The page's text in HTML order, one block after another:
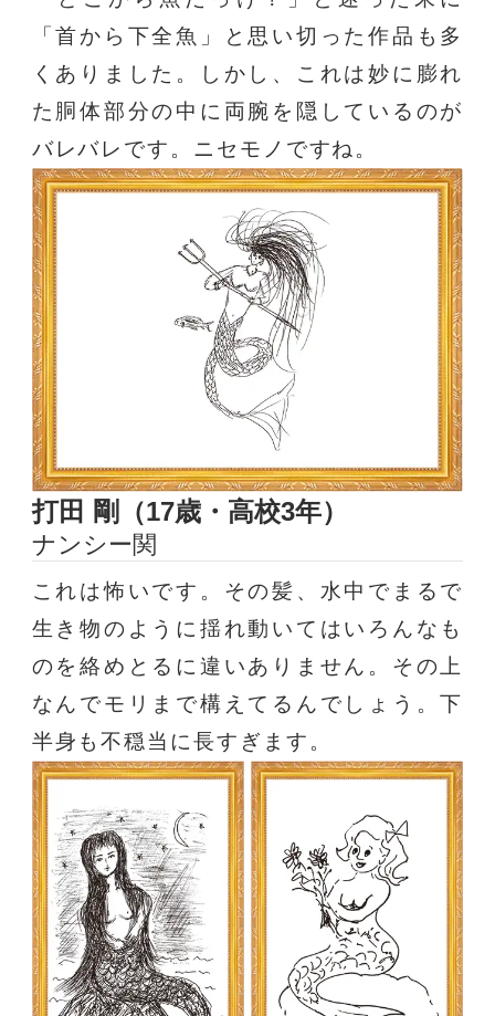
「首から下全魚」と思い切った作品も多
くありました。しかし、これは妙に膨れ
た胴体部分の中に両腕を隠しているのが
バレバレです。ニセモノですね。
打田 剛（17歳・高校3年）
ナンシー関
これは怖いです。その髪、水中でまるで
生き物のように揺れ動いてはいろんなも
のを絡めとるに違いありません。その上
なんでモリまで構えてるんでしょう。下
半身も不穏当に長すぎます。